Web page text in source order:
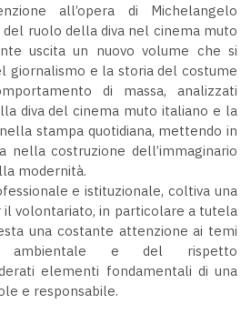
all’opera di Michelangelo
ruolo della diva nel cinema muto
uscita un nuovo volume che si
giornalismo e la storia del costume
di massa, analizzati
diva del cinema muto italiano e la
stampa quotidiana, mettendo in
nella costruzione dell’immaginario
modernità.
e istituzionale, coltiva una
il volontariato, in particolare a tutela
una costante attenzione ai temi
ambientale e del rispetto
elementi fondamentali di una
e responsabile.